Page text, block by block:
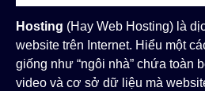
Hosting (Hay Web Hosting) là
website trên Internet. Hiểu một
giống như “ngôi nhà” chứa toàn
video và cơ sở dữ liệu mà